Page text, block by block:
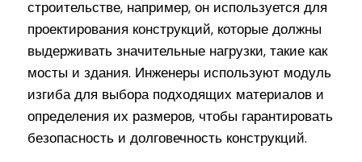
строительстве, например, он используется для
проектирования конструкций, которые должны
выдерживать значительные нагрузки, такие как
мосты и здания. Инженеры используют модуль
изгиба для выбора подходящих материалов и
определения их размеров, чтобы гарантировать
безопасность и долговечность конструкций.